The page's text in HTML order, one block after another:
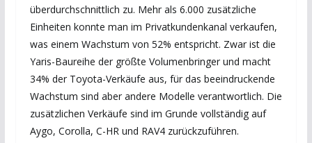
überdurchschnittlich zu. Mehr als 6.000 zusätzliche
Einheiten konnte man im Privatkundenkanal verkaufen,
was einem Wachstum von 52% entspricht. Zwar ist die
Yaris-Baureihe der größte Volumenbringer und macht
34% der Toyota-Verkäufe aus, für das beeindruckende
Wachstum sind aber andere Modelle verantwortlich. Die
zusätzlichen Verkäufe sind im Grunde vollständig auf
Aygo, Corolla, C-HR und RAV4 zurückzuführen.